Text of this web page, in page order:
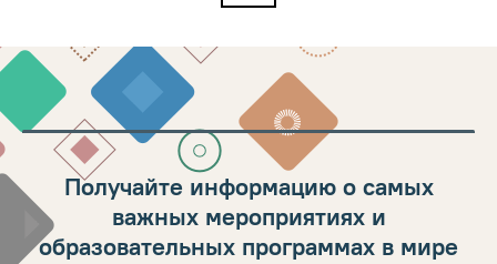
Получайте информацию о самых
важных мероприятиях и
образовательных программах в мире